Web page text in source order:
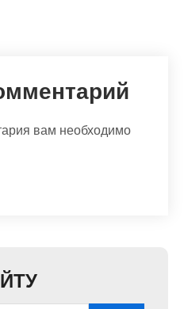
вам необходимо